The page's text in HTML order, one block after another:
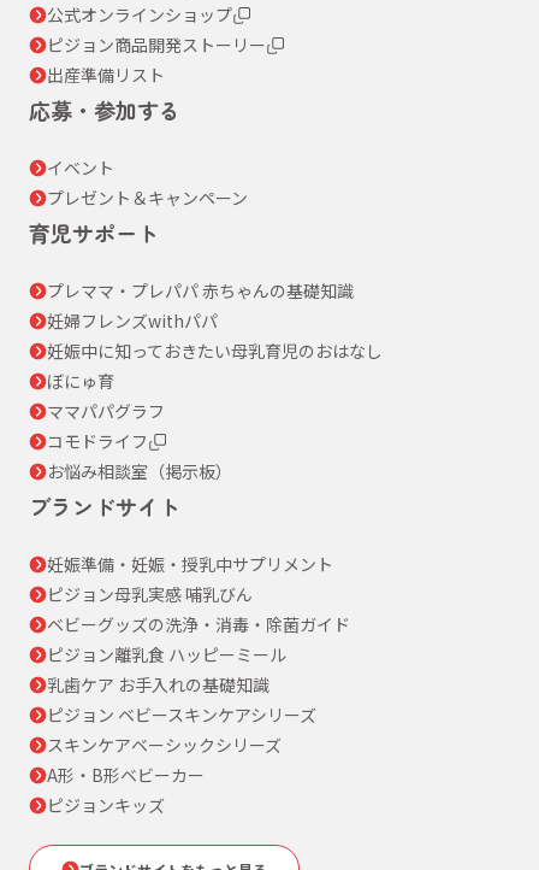
公式オンラインショップ
ピジョン商品開発ストーリー
出産準備リスト
応募・参加する
イベント
プレゼント＆キャンペーン
育児サポート
プレママ・プレパパ 赤ちゃんの基礎知識
妊婦フレンズwithパパ
妊娠中に知っておきたい母乳育児のおはなし
ぼにゅ育
ママパパグラフ
コモドライフ
お悩み相談室（掲示板）
ブランドサイト
妊娠準備・妊娠・授乳中サプリメント
ピジョン母乳実感 哺乳びん
ベビーグッズの洗浄・消毒・除菌ガイド
ピジョン離乳食 ハッピーミール
乳歯ケア お手入れの基礎知識
ピジョン ベビースキンケアシリーズ
スキンケアベーシックシリーズ
A形・B形ベビーカー
ピジョンキッズ